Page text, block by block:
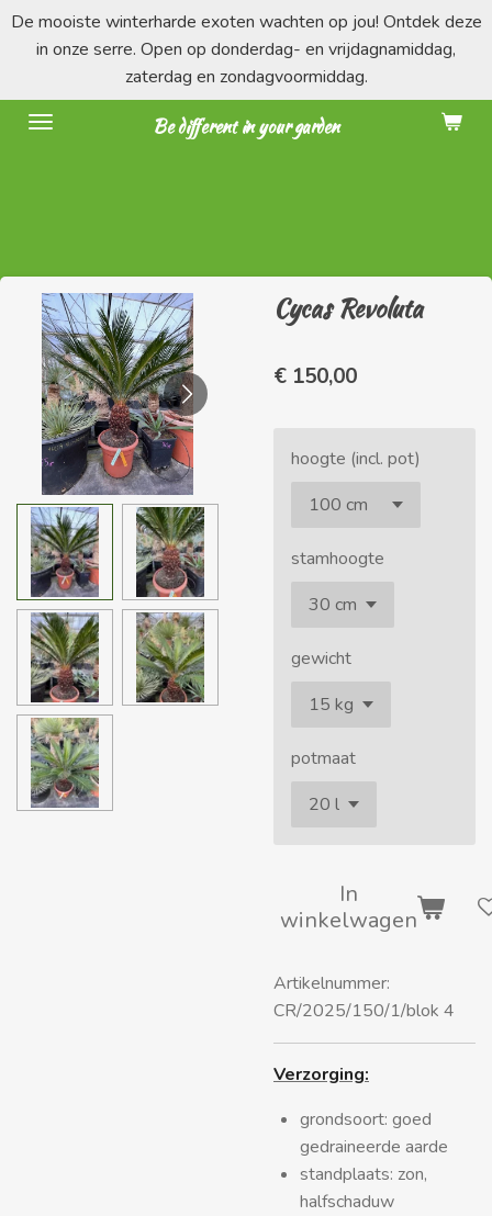
Ga
direct
de
hoofdinhoud
Be different in your garden
De mooiste winterharde exoten wachten op jou! Ontdek deze
in onze serre. Open op donderdag- en vrijdagnamiddag,
zaterdag en zondagvoormiddag.
Cycas Revoluta
€ 150,00
hoogte (incl. pot)
stamhoogte
gewicht
potmaat
In
winkelwagen
Artikelnummer:
CR/2025/150/1/blok 4
Verzorging:
grondsoort: goed
gedraineerde aarde
standplaats: zon,
halfschaduw